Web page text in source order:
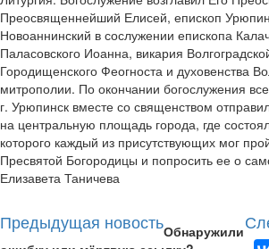
Преосвященнейший Елисей, епископ
Новоаннинский в сослужении епископа
Паласовского Иоанна, викария
Городищенского Феогноста и духовенства
митрополии. По окончании богослужения
г. Урюпинск вместе со священством
на центральную площадь города, где
которого каждый из присутствующих мог
Пресвятой Богородицы и попросить ее о
Елизавета Таничева
Предыдущая новостьОбнаружили